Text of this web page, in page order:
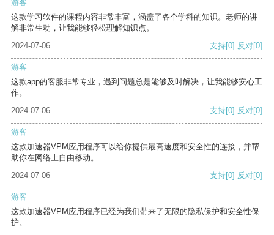
游客
这款学习软件的课程内容非常丰富，涵盖了各个学科的知识。老师的讲
解非常生动，让我能够轻松理解知识点。
2024-07-06
支持[0] 反对[0]
游客
这款app的客服非常专业，遇到问题总是能够及时解决，让我能够安心工
作。
2024-07-06
支持[0] 反对[0]
游客
这款加速器VPM应用程序可以给你提供最高速度和安全性的连接，并帮
助你在网络上自由移动。
2024-07-06
支持[0] 反对[0]
游客
这款加速器VPM应用程序已经为我们带来了无限的隐私保护和安全性保
护。